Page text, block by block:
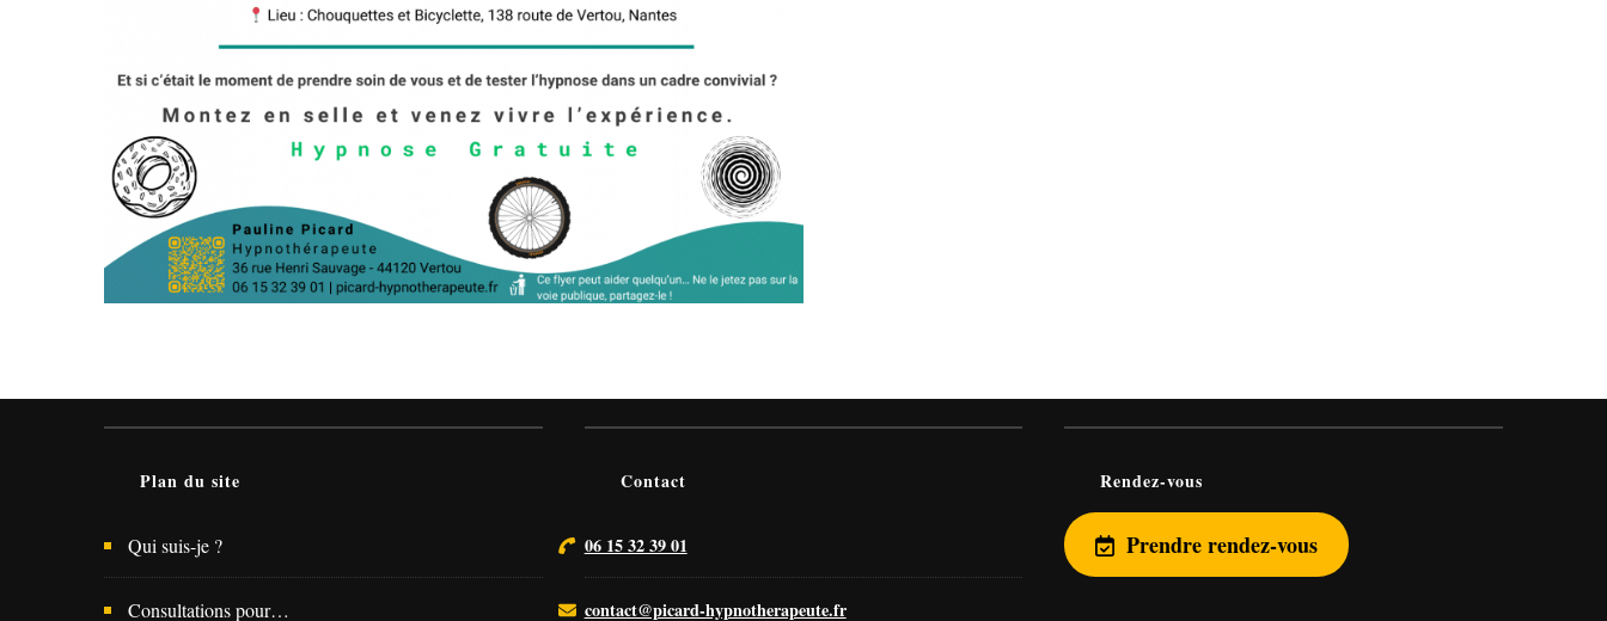
Plan du site
Qui suis-je ?
Consultations pour…
Contact
06 15 32 39 01
contact@picard-hypnotherapeute.fr
Rendez-vous
Prendre rendez-vous